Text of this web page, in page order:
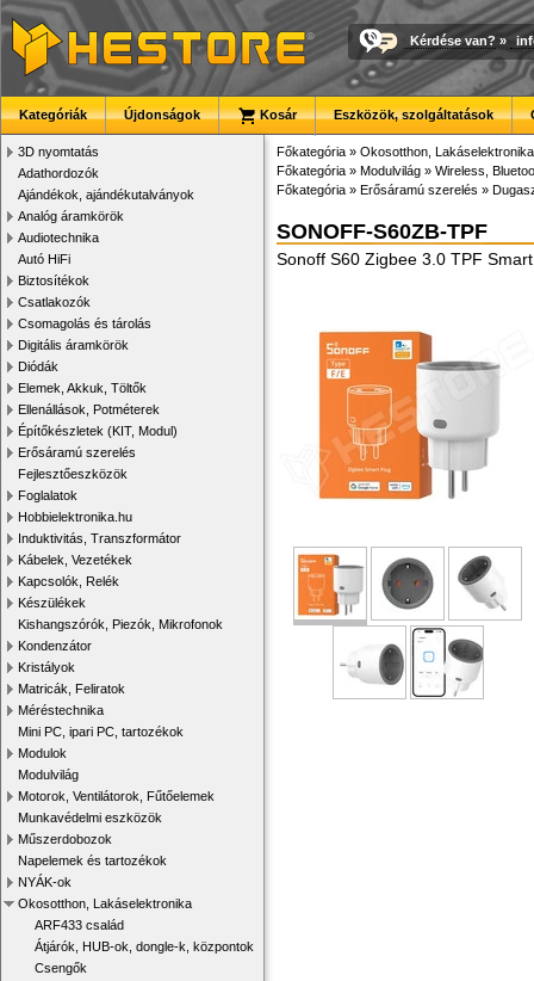
Kérdése van? »
Kategóriák Újdonságok Kosár Eszközök, szolgáltatások
3D nyomtatás
Adathordozók
Ajándékok, ajándékutalványok
Analóg áramkörök
Audiotechnika
Autó HiFi
Biztosítékok
Csatlakozók
Csomagolás és tárolás
Digitális áramkörök
Diódák
Elemek, Akkuk, Töltők
Ellenállások, Potméterek
Építőkészletek (KIT, Modul)
Erősáramú szerelés
Fejlesztőeszközök
Foglalatok
Hobbielektronika.hu
Induktivitás, Transzformátor
Kábelek, Vezetékek
Kapcsolók, Relék
Készülékek
Kishangszórók, Piezók, Mikrofonok
Kondenzátor
Kristályok
Matricák, Feliratok
Méréstechnika
Mini PC, ipari PC, tartozékok
Modulok
Modulvilág
Motorok, Ventilátorok, Fűtőelemek
Munkavédelmi eszközök
Műszerdobozok
Napelemek és tartozékok
NYÁK-ok
Okosotthon, Lakáselektronika
ARF433 család
Átjárók, HUB-ok, dongle-k, központok
Csengők
Főkategória » Okosotthon, Lakáselektronika
Főkategória » Modulvilág » Wireless,
Főkategória » Erősáramú szerelés »
SONOFF-S60ZB-TPF
Sonoff S60 Zigbee 3.0 TPF